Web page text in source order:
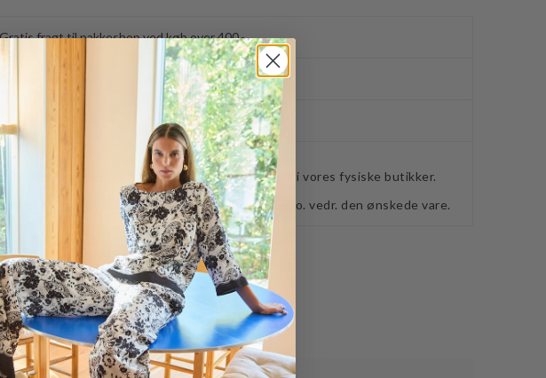
Gratis fragt til pakkeshop ved køb over 400,-
Byt/Returnér i vores butikker
Levering 1-3 dage
OBS.
Ikke alle vores varer på webshoppen, befinder sig i vores fysiske butikker.
Kontakt din nærmeste forretning for ydeligere info. vedr. den ønskede vare.
MÆRKE
Nyhed